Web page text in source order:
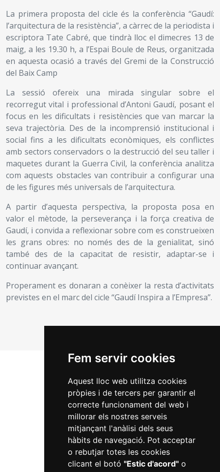
Fem servir cookies
Aquest lloc web utilitza cookies
pròpies i de tercers per garantir el
correcte funcionament del web i
millorar els nostres serveis
mitjançant l'anàlisi dels seus
hàbits de navegació. Pot acceptar
o rebutjar totes les cookies
clicant el botó "Estic d'acord"o
La primera proposta del cicle és la conferència “Gaudí:
l’arquitectura de la resistència”, a càrrec de la periodista i
escriptora Tate Cabré, que tindrà lloc el dimecres 13 de
maig, a les 19.30 h, a l’Espai Boule de Reus, organitzada
en aquesta ocasió a través del Gremi de la Construcció
del Baix Camp
La sessió ofereix una mirada singular sobre el
recorregut vital i professional d’Antoni Gaudí, posant el
focus en les dificultats i resistències que van marcar la
seva trajectòria. Des de la incomprensió institucional i
social fins a les dificultats econòmiques, els conflictes
amb sectors conservadors o la destrucció del seu taller i
maquetes durant la Guerra Civil, la conferència analitza
com aquests obstacles van contribuir a configurar una
de les figures més universals de l’arquitectura.
A partir d’aquesta perspectiva, la proposta posa en
valor el mètode, la perseverança i la força creativa de
Gaudí, i convida a reflexionar sobre com es construeixen
les grans obres: no només des de la genialitat, sinó
també des de la capacitat de resistir, adaptar-se i
continuar avançant.
Properament es donaran a conèixer la resta d’activitats
previstes en el marc del cicle “Gaudí Inspira a l’Empresa”.
Segueix-nos a les xarxes socials
FacebookInstagram
X Youtube